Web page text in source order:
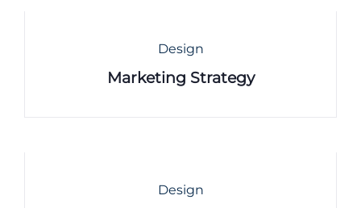
Design
Marketing Strategy
Design